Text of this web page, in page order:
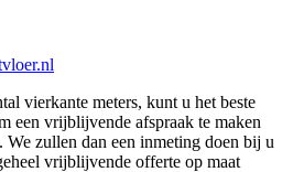
vierkante meters, kunt u het beste
een vrijblijvende afspraak te maken
We zullen dan een inmeting doen bij u
vrijblijvende offerte op maat